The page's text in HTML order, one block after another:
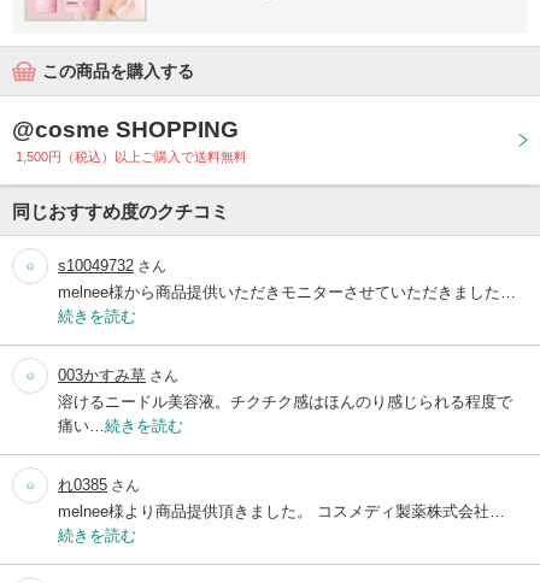
この商品を購入する
@cosme SHOPPING
1,500円（税込）以上ご購入で送料無料
同じおすすめ度のクチコミ
s10049732 さん
melnee様から商品提供いただきモニターさせていただきました…
続きを読む
003かすみ草 さん
溶けるニードル美容液。チクチク感はほんのり感じられる程度で
痛い… 続きを読む
れ0385 さん
melnee様より商品提供頂きました。 コスメディ製薬株式会社…
続きを読む